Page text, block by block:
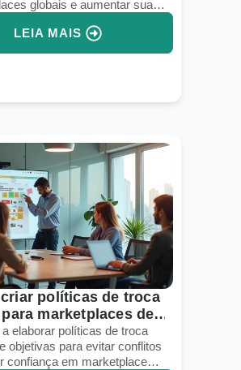
globais e aumentar suas
LEIA MAIS
políticas de troca
marketplaces de
elaborar políticas de troca
objetivas para evitar conflitos
confiança em marketplaces